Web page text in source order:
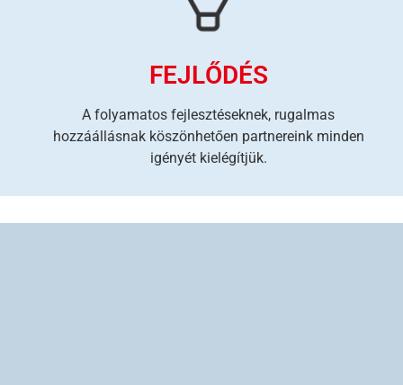
FEJLŐDÉS
A folyamatos fejlesztéseknek, rugalmas
hozzáállásnak köszönhetően partnereink minden
igényét kielégítjük.